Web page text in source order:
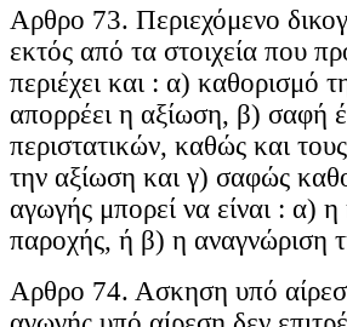
Αρθρο 73. Περιεχόμενο
εκτός από τα στοιχεία που
περιέχει και : α) καθορισμό
απορρέει η αξίωση, β) σαφή
περιστατικών, καθώς και
την αξίωση και γ) σαφώς
αγωγής μπορεί να είναι : α)
παροχής, ή β) η αναγνώριση
Αρθρο 74. Ασκηση υπό